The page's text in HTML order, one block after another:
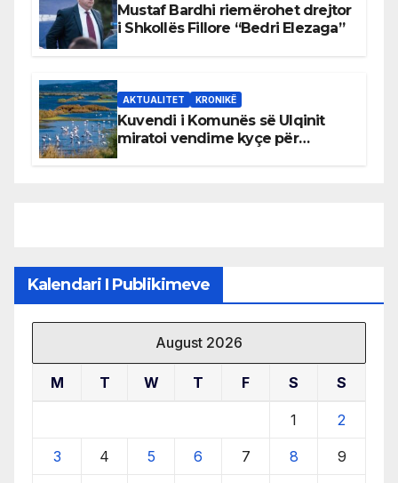
Mustaf Bardhi riemërohet drejtor
i Shkollës Fillore “Bedri Elezaga”
AKTUALITET KRONIKË
Kuvendi i Komunës së Ulqinit
miratoi vendime kyçe për
Kalendari I Publikimeve
August 2026
M T W T F S S
1 2
3 4 5 6 7 8 9